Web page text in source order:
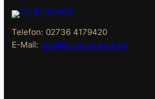
Telefon: 02736 4179420
E-Mail: info@th-immowerk.de